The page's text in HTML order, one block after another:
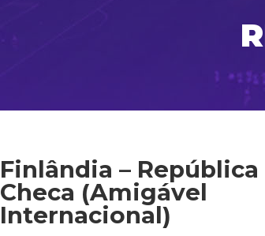
Finlândia – República
Checa (Amigável
Internacional)